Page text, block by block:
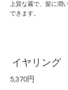
上質な霧で、髪に潤
できます。
イヤリング
5,370円